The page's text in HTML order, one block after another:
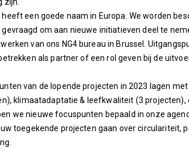
heeft een goede naam in Europa. We worden
gevraagd om aan nieuwe initiatieven deel te
van ons NG4 bureau in Brussel.
als partner of een rol geven bij de
van de lopende projecten in 2023 lagen
klimaatadaptatie & leefkwaliteit (3
we nieuwe focuspunten bepaald in onze
toegekende projecten gaan over circulariteit,